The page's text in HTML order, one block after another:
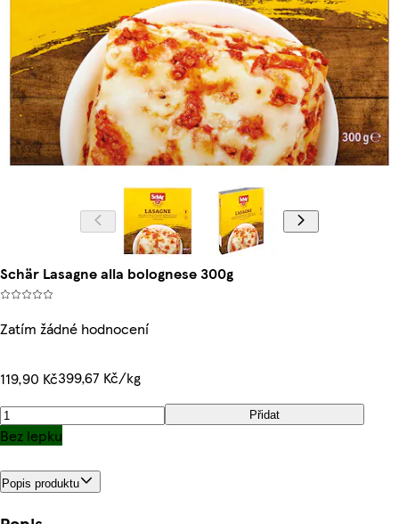
Schär Lasagne alla bolognese 300g
Zatím žádné hodnocení
119,90 Kč399,67 Kč/kg
Přidat
Bez lepku
Popis produktu